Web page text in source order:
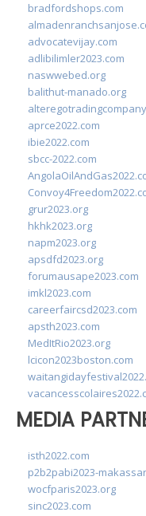
bradfordshops.com
advocatevijay.com
adlibilimler2023.com
naswwebed.org
balithut-manado.org
aprce2022.com
ibie2022.com
sbcc-2022.com
grur2023.org
hkhk2023.org
napm2023.org
apsdfd2023.org
forumausape2023.com
imkl2023.com
careerfaircsd2023.com
apsth2023.com
MedItRio2023.org
lcicon2023boston.com
MEDIA
isth2022.com
p2b2pabi2023-
wocfparis2023.org
sinc2023.com